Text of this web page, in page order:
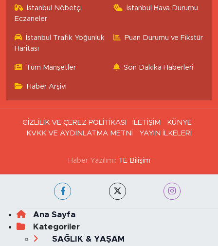
İstanbul Nöbetçi
Eczaneler
İstanbul Hava Durumu
İstanbul Trafik Yoğunluk
Haritası
Puan Durumu ve Fikstür
Tüm Manşetler Son Dakika Haberleri
Haber Arşivi
GİZLİLİK VE ÇEREZ POLİTİKASI İLETİŞİM
KÜNYE
KVKK VE AYDINLATMA METNİ
YAYIN İLKELERİ
Haber Yazılımı: TE Bilişim
Ana Sayfa
Kategoriler
SAĞLIK & YAŞAM